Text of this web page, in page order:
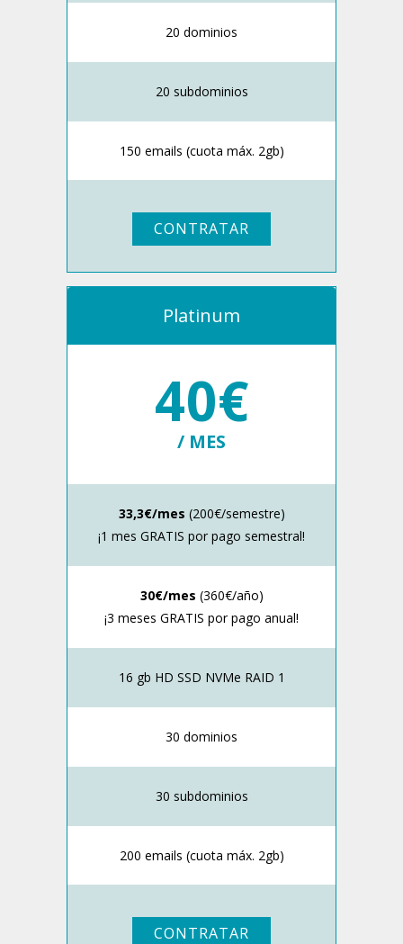
20 dominios
20 subdominios
150 emails (cuota máx. 2gb)
CONTRATAR
Platinum
40€
/ MES
33,3€/mes (200€/semestre)
¡1 mes GRATIS por pago semestral!
30€/mes (360€/año)
¡3 meses GRATIS por pago anual!
16 gb HD SSD NVMe RAID 1
30 dominios
30 subdominios
200 emails (cuota máx. 2gb)
CONTRATAR